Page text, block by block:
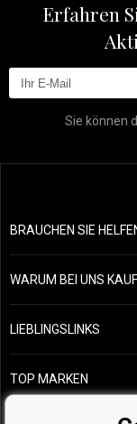
Erfahren
Sie können
BRAUCHEN SIE
Wir
WARUM BEI UNS
LIEBLINGSLINKS
TOP MARKEN